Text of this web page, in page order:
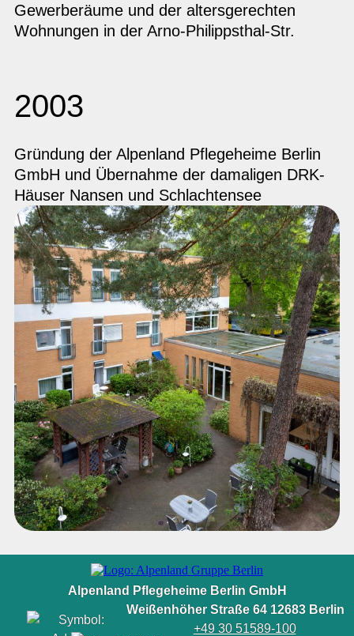
Gewerberäume und der altersgerechten
Wohnungen in der Arno-Philippsthal-Str.
2003
Gründung der Alpenland Pflegeheime Berlin
GmbH und Übernahme der damaligen DRK-
Häuser Nansen und Schlachtensee
Alpenland Pflegeheime Berlin GmbH
Weißenhöher Straße 64 12683 Berlin
+49 30 51589-100